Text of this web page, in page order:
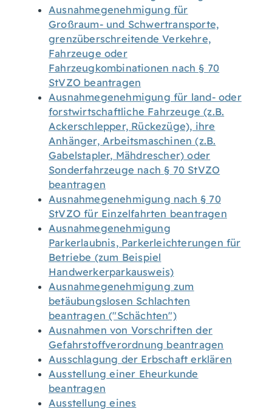
Ausnahmegenehmigung für
Großraum- und Schwertransporte,
grenzüberschreitende Verkehre,
Fahrzeuge oder
Fahrzeugkombinationen nach § 70
StVZO beantragen
Ausnahmegenehmigung für land- oder
forstwirtschaftliche Fahrzeuge (z.B.
Ackerschlepper, Rückezüge), ihre
Anhänger, Arbeitsmaschinen (z.B.
Gabelstapler, Mähdrescher) oder
Sonderfahrzeuge nach § 70 StVZO
beantragen
Ausnahmegenehmigung nach § 70
StVZO für Einzelfahrten beantragen
Ausnahmegenehmigung
Parkerlaubnis, Parkerleichterungen für
Betriebe (zum Beispiel
Handwerkerparkausweis)
Ausnahmegenehmigung zum
betäubungslosen Schlachten
beantragen ("Schächten")
Ausnahmen von Vorschriften der
Gefahrstoffverordnung beantragen
Ausschlagung der Erbschaft erklären
Ausstellung einer Eheurkunde
beantragen
Ausstellung eines